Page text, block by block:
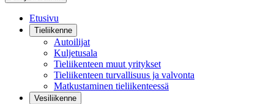
Etusivu
Tieliikenne
Autoilijat
Kuljetusala
Tieliikenteen muut yritykset
Tieliikenteen turvallisuus ja valvonta
Matkustaminen tieliikenteessä
Vesiliikenne